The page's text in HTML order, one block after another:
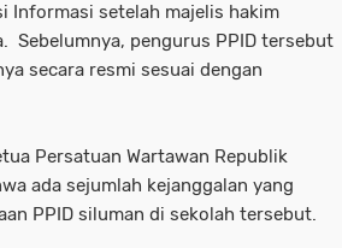
Informasi setelah majelis hakim
Sebelumnya, pengurus PPID tersebut
secara resmi sesuai dengan
Persatuan Wartawan Republik
ada sejumlah kejanggalan yang
PPID siluman di sekolah tersebut.